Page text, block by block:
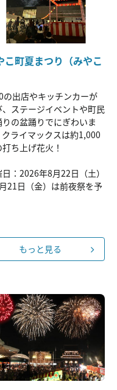
こ町夏まつり（みやこ
の出店やキッチンカーが
、ステージイベントや町民
りの盆踊りでにぎわいま
クライマックスは約1,000
ち上げ花火！
日：2026年8月22日（土）
21日（金）は前夜祭を予
もっと見る